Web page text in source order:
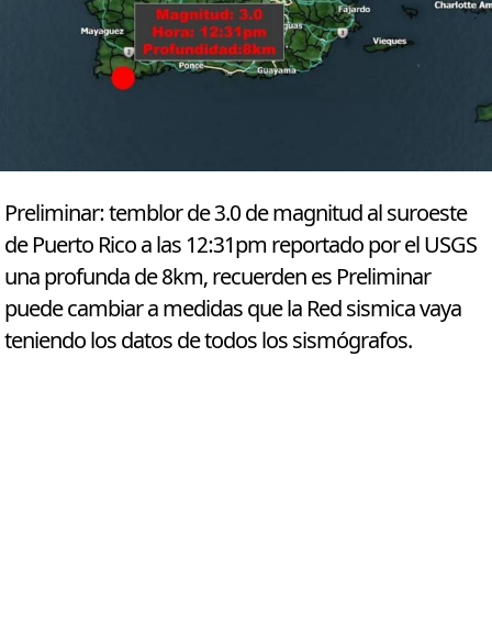
Preliminar: temblor de 3.0 de magnitud al suroeste
de Puerto Rico a las 12:31pm reportado por el USGS
una profunda de 8km, recuerden es Preliminar
puede cambiar a medidas que la Red sismica vaya
teniendo los datos de todos los sismógrafos.